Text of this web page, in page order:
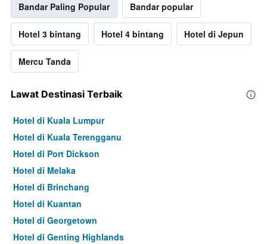
Bandar Paling Popular Bandar popular
Hotel 3 bintang Hotel 4 bintang Hotel di Jepun
Mercu Tanda
Lawat Destinasi Terbaik
Hotel di Kuala Lumpur
Hotel di Kuala Terengganu
Hotel di Port Dickson
Hotel di Melaka
Hotel di Brinchang
Hotel di Kuantan
Hotel di Georgetown
Hotel di Genting Highlands